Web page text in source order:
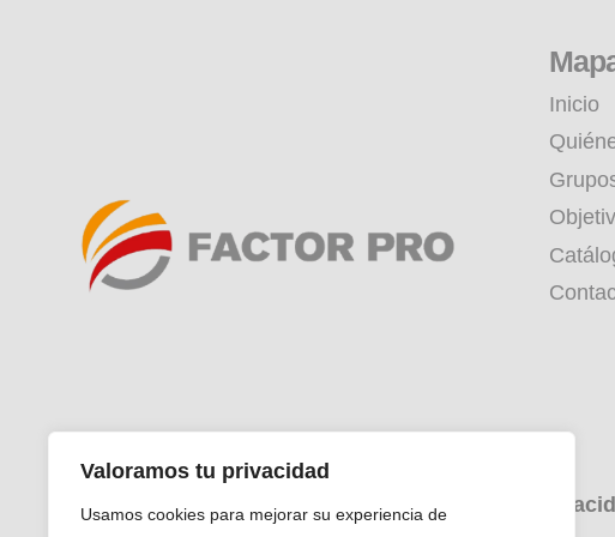
Valoramos tu privacidad
Usamos cookies para mejorar su experiencia de
Inicio
Aviso Legal Política de